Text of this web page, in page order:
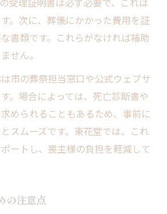
。次に、葬儀にかかった費用を証
書類です。これらがなければ補助
せん。
市の葬祭担当窓口や公式ウェブサ
。場合によっては、死亡診断書や
められることもあるため、事前に
スムーズです。東花堂では、これ
ートし、喪主様の負担を軽減して
の注意点